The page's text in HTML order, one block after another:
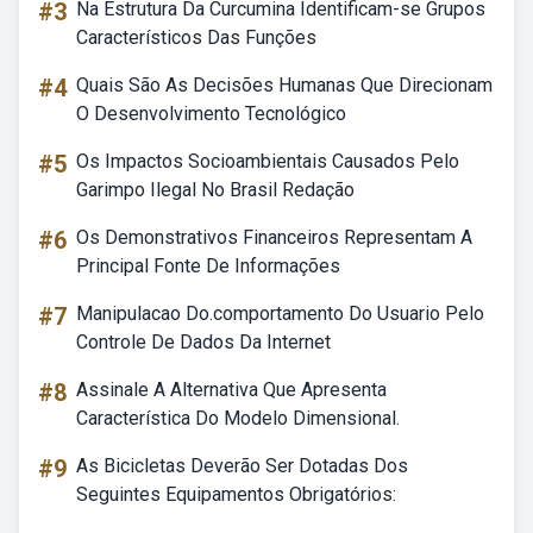
#3 Na Estrutura Da Curcumina Identificam-se Grupos
Característicos Das Funções
#4 Quais São As Decisões Humanas Que Direcionam
O Desenvolvimento Tecnológico
#5 Os Impactos Socioambientais Causados Pelo
Garimpo Ilegal No Brasil Redação
#6 Os Demonstrativos Financeiros Representam A
Principal Fonte De Informações
#7 Manipulacao Do.comportamento Do Usuario Pelo
Controle De Dados Da Internet
#8 Assinale A Alternativa Que Apresenta
Característica Do Modelo Dimensional.
#9 As Bicicletas Deverão Ser Dotadas Dos
Seguintes Equipamentos Obrigatórios: